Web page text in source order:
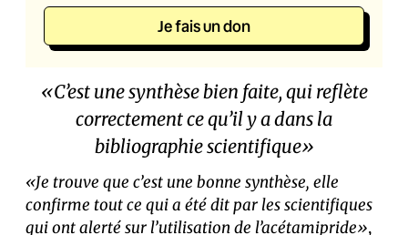
Je fais un don
«C’est une synthèse bien faite, qui reflète
correctement ce qu’il y a dans la
bibliographie scientifique»
«Je trouve que c’est une bonne synthèse, elle
confirme tout ce qui a été dit par les scientifiques
qui ont alerté sur l’utilisation de l’acétamipride»,